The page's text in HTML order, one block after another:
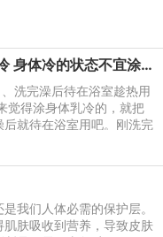
冬天涂身体乳如何不冷 身体冷的状态不宜涂身体乳
洗完澡后待在浴室趁热用
觉得涂身体乳冷的，就把
就待在浴室用吧。刚洗完
，这时身体还是温热的，
我们人体必需的保护层。
肤吸收到营养，导致皮肤